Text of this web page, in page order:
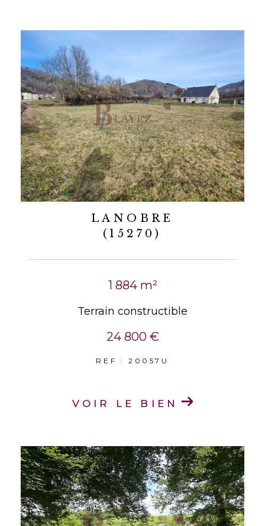
LANOBRE
(15270)
1 884 m²
Terrain constructible
24 800 €
REF : 20057U
VOIR LE BIEN